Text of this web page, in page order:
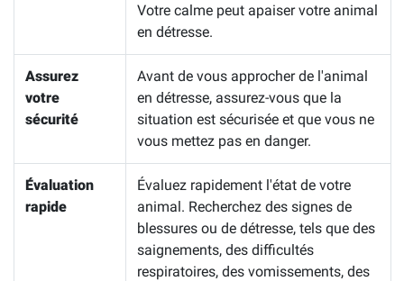
Votre calme peut apaiser votre animal
en détresse.
Assurez
votre
sécurité
Avant de vous approcher de l'animal
en détresse, assurez-vous que la
situation est sécurisée et que vous ne
vous mettez pas en danger.
Évaluation
rapide
Évaluez rapidement l'état de votre
animal. Recherchez des signes de
blessures ou de détresse, tels que des
saignements, des difficultés
respiratoires, des vomissements, des